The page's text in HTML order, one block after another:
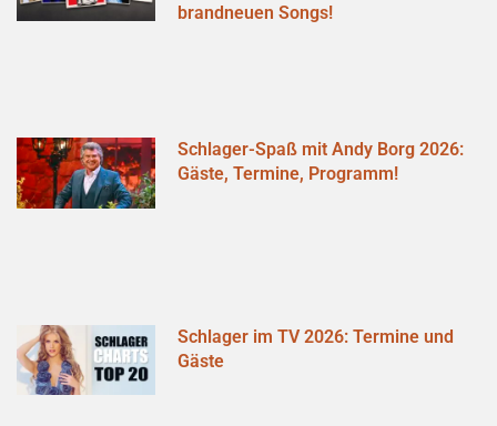
brandneuen Songs!
Schlager-Spaß mit Andy Borg 2026:
Gäste, Termine, Programm!
Schlager im TV 2026: Termine und
Gäste